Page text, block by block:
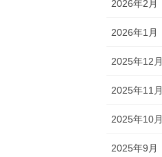
2026年2月
2026年1月
2025年12月
2025年11月
2025年10月
2025年9月